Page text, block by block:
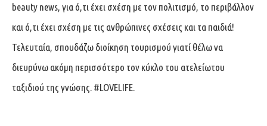
beauty news, για ό,τι έχει σχέση με τον πολιτισμό, το περιβάλλον
και ό,τι έχει σχέση με τις ανθρώπινες σχέσεις και τα παιδιά!
Τελευταία, σπουδάζω διοίκηση τουρισμού γιατί θέλω να
διευρύνω ακόμη περισσότερο τον κύκλο του ατελείωτου
ταξιδιού της γνώσης. #LOVELIFE.